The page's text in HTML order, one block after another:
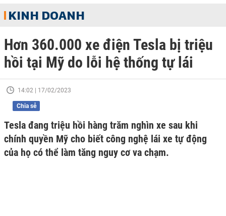
KINH DOANH
Hơn 360.000 xe điện Tesla bị triệu
hồi tại Mỹ do lỗi hệ thống tự lái
14:02 | 17/02/2023
Chia sẻ
Tesla đang triệu hồi hàng trăm nghìn xe sau khi
chính quyền Mỹ cho biết công nghệ lái xe tự động
của họ có thể làm tăng nguy cơ va chạm.